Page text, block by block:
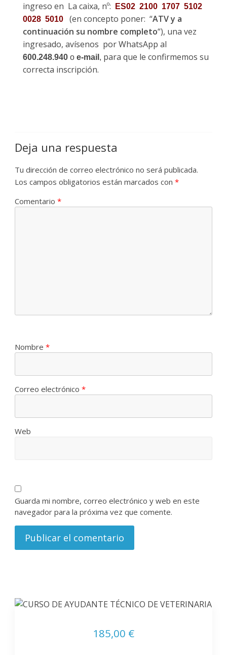
ingreso en La caixa, nº:
ES02 2100 1707 5102
0028 5010
(en concepto poner: “ATV y a
continuación su nombre completo“), una vez
ingresado, avísenos por WhatsApp al
600.248.940o e-mail , para que le confirmemos su
correcta inscripción.
Deja una respuesta
Tu dirección de correo electrónico no será publicada.
Los campos obligatorios están marcados con*
Comentario*
Nombre*
Correo electrónico*
Web
Guarda mi nombre, correo electrónico y web en este
navegador para la próxima vez que comente.
185,00 €